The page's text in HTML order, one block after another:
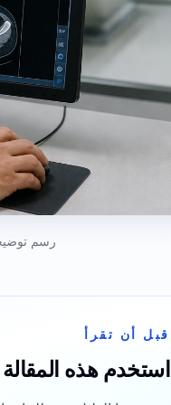
رسم
قبل أن تقرأ
استخدم هذه